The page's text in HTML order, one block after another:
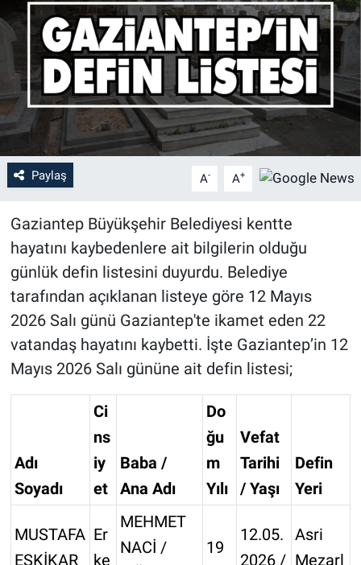
Paylaş A- A+
Gaziantep Büyükşehir Belediyesi kentte
hayatını kaybedenlere ait bilgilerin olduğu
günlük defin listesini duyurdu. Belediye
tarafından açıklanan listeye göre 12 Mayıs
2026 Salı günü Gaziantep'te ikamet eden 22
vatandaş hayatını kaybetti. İşte Gaziantep’in 12
Mayıs 2026 Salı gününe ait defin listesi;
Adı
Soyadı
Ci
ns
iy
et
Baba /
Ana Adı
Do
ğu
m
Yılı
Vefat
Tarihi
/ Yaşı
Defin
Yeri
MUSTAFA
EŞKİKAR
Er
ke
MEHMET
NACİ /
19
12.05.
2026 /
Asri
Mezarl